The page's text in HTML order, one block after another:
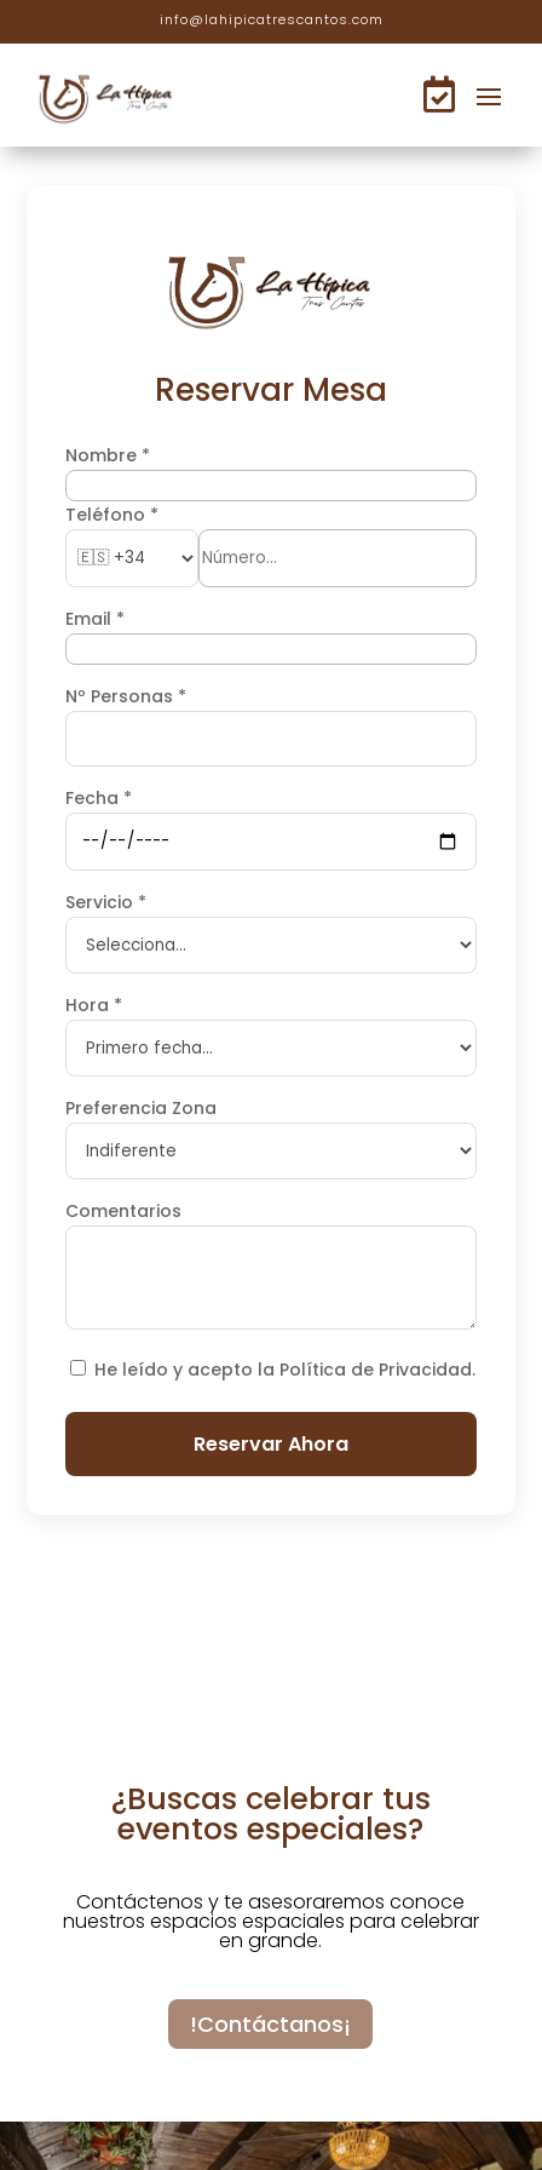
info@lahipicatrescantos.com

Reservar Mesa
Nombre *
Teléfono *
Email *
Nº Personas *
Fecha *
Servicio *
Hora *
Preferencia Zona
Comentarios
He leído y acepto la Política de Privacidad.
Reservar Ahora
¿Buscas celebrar tus
eventos especiales?
Contáctenos y te asesoraremos conoce
nuestros espacios espaciales para celebrar
en grande.
!Contáctanos¡